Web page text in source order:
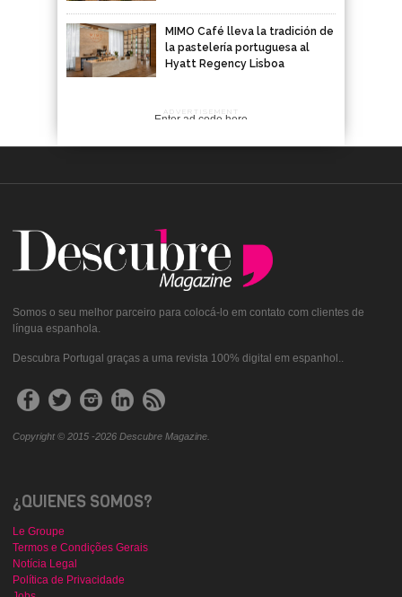
MIMO Café lleva la tradición de
la pastelería portuguesa al
Hyatt Regency Lisboa
ADVERTISEMENT
Enter ad code here
Somos o seu melhor parceiro para colocá-lo em contato com clientes de
língua espanhola.
Descubra Portugal graças a uma revista 100% digital em espanhol..
Copyright © 2015 -2026 Descubre Magazine.
¿QUIENES SOMOS?
Le Groupe
Termos e Condições Gerais
Notícia Legal
Política de Privacidade